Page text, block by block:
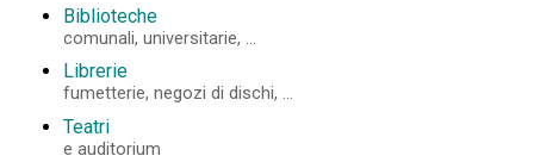
Biblioteche
comunali, universitarie, ...
Librerie
fumetterie, negozi di dischi, ...
Teatri
e auditorium